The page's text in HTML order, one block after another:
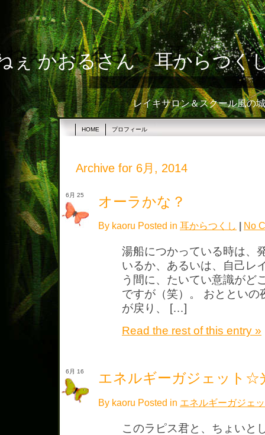
ぇ かおるさん 耳からつく
レイキサロン＆スクール風の
HOME プロフィール
Archive for 6月, 2014
6月 25 オーラかな？
By kaoru Posted in 耳からつくし No
湯船につかっている時は、
いるか、あるいは、自己レ
う間に、たいてい意識がど
ですが（笑）。 おととい
が戻り、 […]
Read the rest of this entry »
6月 16 エネルギーガジェット☆
By kaoru Posted in エネルギーガジェ
このラピス君と、ちょいと